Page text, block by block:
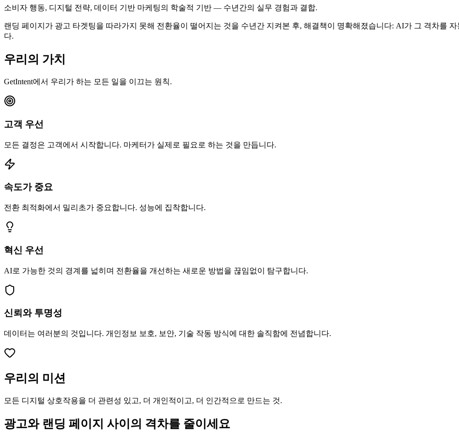
소비자 행동, 디지털 전략, 데이터 기반 마케팅의 학술적 기반 — 수년간의 실무 경험과 결합.
랜딩 페이지가 광고 타겟팅을 따라가지 못해 전환율이 떨어지는 것을 수년간 지켜본 후, 해결책이 명확해졌습니다: AI가 그 격차를
다.
우리의 가치
GetIntent에서 우리가 하는 모든 일을 이끄는 원칙.
고객 우선
모든 결정은 고객에서 시작합니다. 마케터가 실제로 필요로 하는 것을 만듭니다.
속도가 중요
전환 최적화에서 밀리초가 중요합니다. 성능에 집착합니다.
혁신 우선
AI로 가능한 것의 경계를 넓히며 전환율을 개선하는 새로운 방법을 끊임없이 탐구합니다.
신뢰와 투명성
데이터는 여러분의 것입니다. 개인정보 보호, 보안, 기술 작동 방식에 대한 솔직함에 전념합니다.
우리의 미션
모든 디지털 상호작용을 더 관련성 있고, 더 개인적이고, 더 인간적으로 만드는 것.
광고와 랜딩 페이지 사이의 격차를 줄이세요